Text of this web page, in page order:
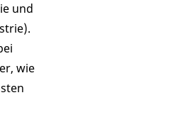
und
wie